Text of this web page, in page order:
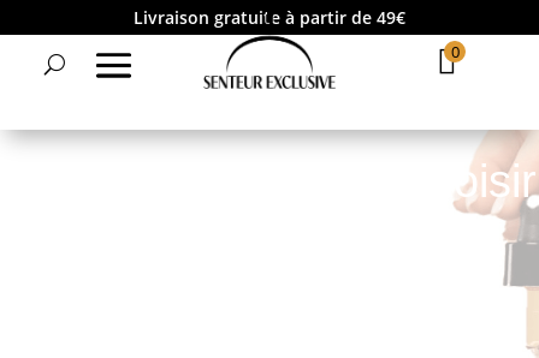
Livraison gratuite à partir de 49€
0
Questionnaire pour choisir